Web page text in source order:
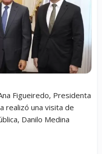
Figueiredo, Presidenta
realizó una visita de
Danilo Medina